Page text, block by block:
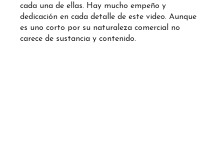
cada una de ellas. Hay mucho empeño y
dedicación en cada detalle de este video. Aunque
es uno corto por su naturaleza comercial no
carece de sustancia y contenido.